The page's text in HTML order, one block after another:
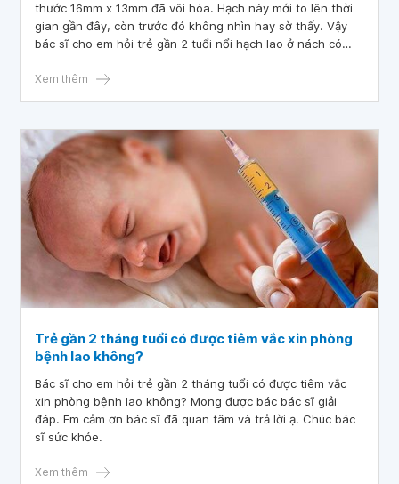
thước 16mm x 13mm đã vôi hóa. Hạch này mới to lên thời
gian gần đây, còn trước đó không nhìn hay sờ thấy. Vậy
bác sĩ cho em hỏi trẻ gần 2 tuổi nổi hạch lao ở nách có
Xem thêm
Trẻ gần 2 tháng tuổi có được tiêm vắc xin phòng
bệnh lao không?
Bác sĩ cho em hỏi trẻ gần 2 tháng tuổi có được tiêm vắc
xin phòng bệnh lao không? Mong được bác bác sĩ giải
đáp. Em cảm ơn bác sĩ đã quan tâm và trả lời ạ. Chúc bác
sĩ sức khỏe.
Xem thêm